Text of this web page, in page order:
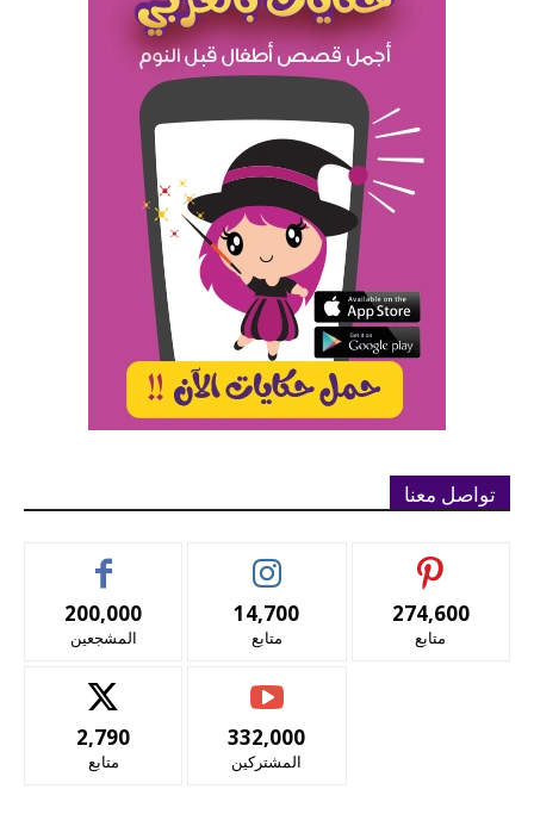
تواصل معنا
200,000
المشجعين
14,700
متابع
274,600
متابع
2,790
متابع
332,000
المشتركين